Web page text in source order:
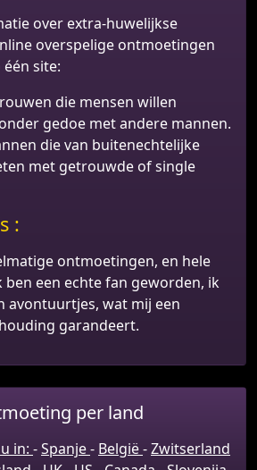
over extra-huwelijkse
overspelige ontmoetingen
site:
die mensen willen
gedoe met andere mannen.
die van buitenechtelijke
met getrouwde of single
:
ontmoetingen, en hele
ben een echte fan geworden, ik
avontuurtjes, wat mij een
garandeert.
per land
in: -Spanje- België-Zwitserland